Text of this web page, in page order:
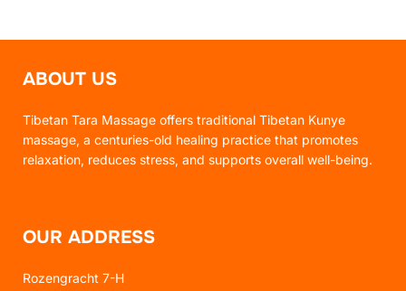
ABOUT US
Tibetan Tara Massage offers traditional Tibetan Kunye
massage, a centuries-old healing practice that promotes
relaxation, reduces stress, and supports overall well-being.
OUR ADDRESS
Rozengracht 7-H